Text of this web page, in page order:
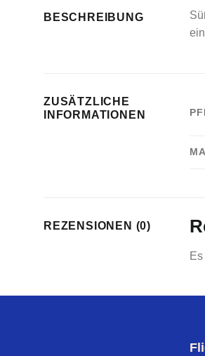
BESCHREIBUNG
ZUSÄTZLICHE
INFORMATIONEN
REZENSIONEN (0)